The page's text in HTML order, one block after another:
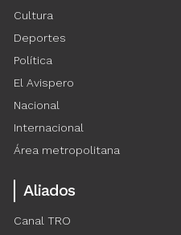
Cultura
Deportes
Política
El Avispero
Nacional
Internacional
Área metropolitana
Aliados
Canal TRO